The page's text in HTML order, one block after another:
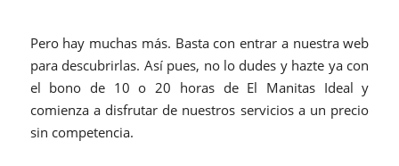
Pero hay muchas más. Basta con entrar a nuestra web
para descubrirlas. Así pues, no lo dudes y hazte ya con
el bono de 10 o 20 horas de El Manitas Ideal y
comienza a disfrutar de nuestros servicios a un precio
sin competencia.